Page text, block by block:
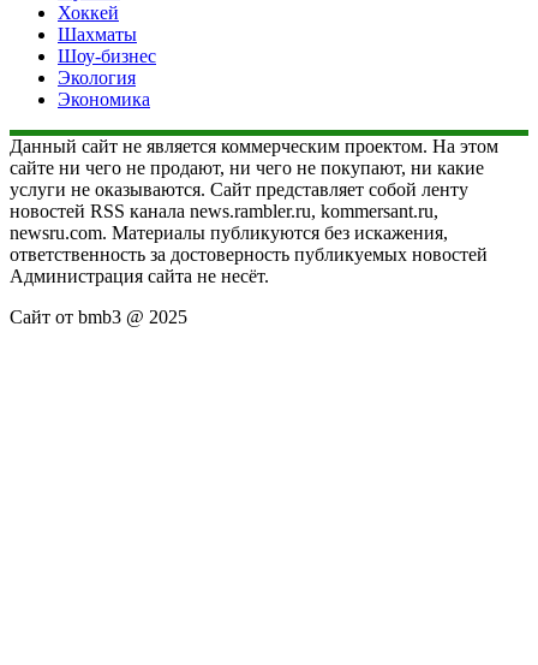
Хоккей
Шахматы
Шоу-бизнес
Экология
Экономика
Данный сайт не является коммерческим проектом. На этом
сайте ни чего не продают, ни чего не покупают, ни какие
услуги не оказываются. Сайт представляет собой ленту
новостей RSS канала news.rambler.ru, kommersant.ru,
newsru.com. Материалы публикуются без искажения,
ответственность за достоверность публикуемых новостей
Администрация сайта не несёт.
Сайт от bmb3 @ 2025